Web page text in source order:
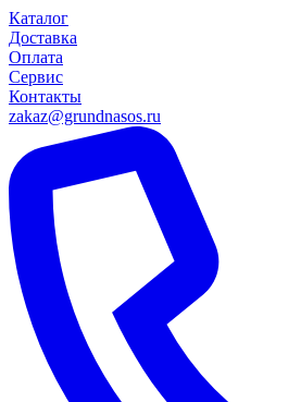
Каталог
Доставка
Оплата
Сервис
Контакты
zakaz@grundnasos.ru